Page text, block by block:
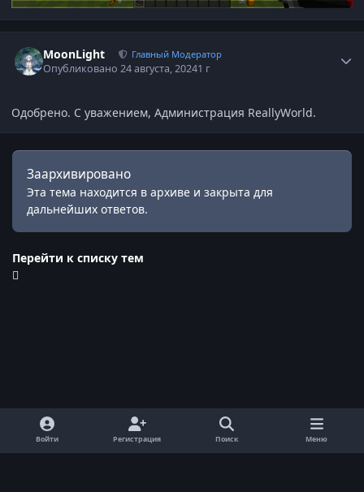
MoonLight Главный Модератор
Опубликовано24 августа, 20241 г
Одобрено. С уважением, Администрация ReallyWorld.
Заархивировано
Эта тема находится в архиве и закрыта для
дальнейших ответов.
Перейти к списку тем
Войти Регистрация Поиск Меню